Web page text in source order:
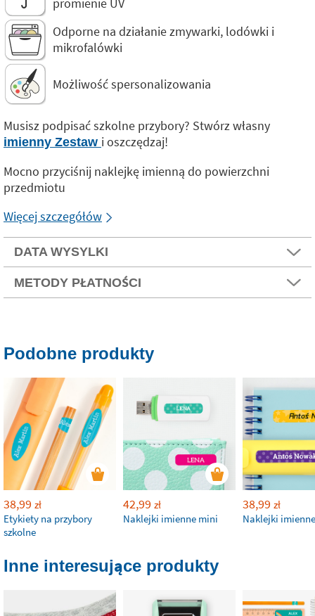
Odporne na działanie zmywarki, lodówki i
mikrofalówki
Możliwość spersonalizowania
Musisz podpisać szkolne przybory? Stwórz własny
imienny Zestaw i oszczędzaj!
Mocno przyciśnij naklejkę imienną do powierzchni
przedmiotu
Więcej szczegółów
DATA WYSYLKI
METODY PŁATNOŚCI
Podobne produkty
38,99 zł
Etykiety na przybory
szkolne
42,99 zł
Naklejki imienne mini
38,99 zł
Naklejki
Inne interesujące produkty